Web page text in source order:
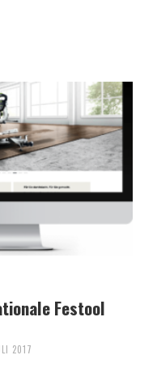
Festool
2017